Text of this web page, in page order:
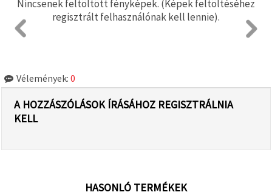
Nincsenek feltöltött fényképek. (Képek feltöltéséhez
regisztrált felhasználónak kell lennie).
Vélemények: 0
A HOZZÁSZÓLÁSOK ÍRÁSÁHOZ REGISZTRÁLNIA
KELL
HASONLÓ TERMÉKEK